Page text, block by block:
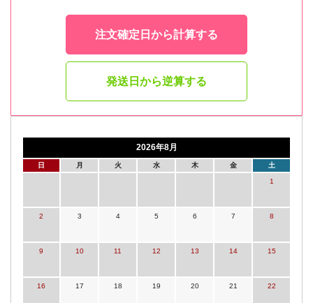
注文確定日から計算する
発送日から逆算する
2026年8月
日 月 火 水 木 金 土
1
2 3 4 5 6 7 8
9 10 11 12 13 14 15
16 17 18 19 20 21 22